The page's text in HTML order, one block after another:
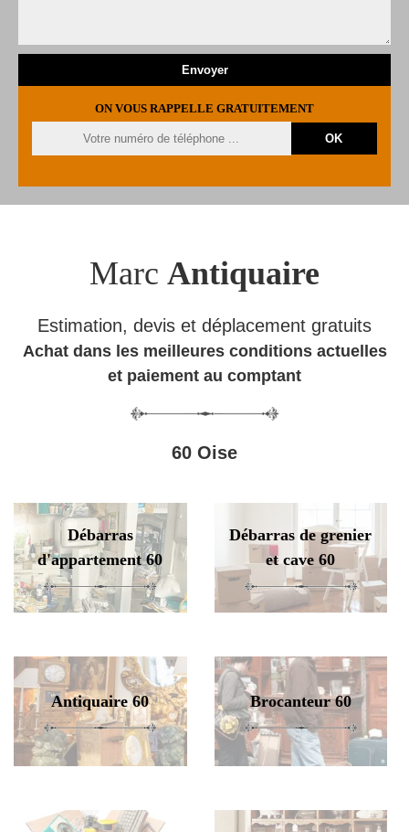
ON VOUS RAPPELLE GRATUITEMENT
Marc Antiquaire
Estimation, devis et déplacement gratuits
Achat dans les meilleures conditions actuelles
et paiement au comptant
60 Oise
Débarras
d'appartement 60
Débarras de grenier
et cave 60
Antiquaire 60 Brocanteur 60